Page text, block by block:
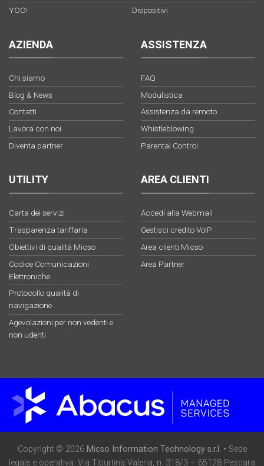
YOO!
Dispositivi
AZIENDA
Chi siamo
Blog & News
Contatti
Lavora con noi
Diventa partner
ASSISTENZA
FAQ
Modulistica
Assistenza da remoto
Whistleblowing
Parental Control
UTILITY
Carta dei servizi
Trasparenza tariffaria
Obiettivi di qualità Micso
Codice Comunicazioni
Elettroniche
Protocollo qualità di
navigazione
Agevolazioni per non vedenti e
non udenti
AREA CLIENTI
Accedi alla Webmail
Gestisci credito VoIP
Area clienti Micso
Area Partner
Copyright © 2026Micso Information Technology s.r.l. • Sede
legale e operativa: Via Tiburtina Valeria, n. 318/3 – 65128 Pescara